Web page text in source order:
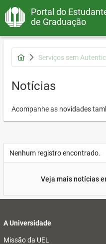
Portal do
de Graduação
Serviços sem
Notícias
Acompanhe as novidades
Nenhum registro encontrado.
Veja mais notícias
A Universidade
Missão da UEL